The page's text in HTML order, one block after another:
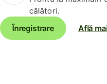
călători.
Înregistrare
Află